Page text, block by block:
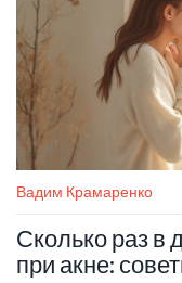
Вадим Крамаренко
Сколько раз в
при акне: